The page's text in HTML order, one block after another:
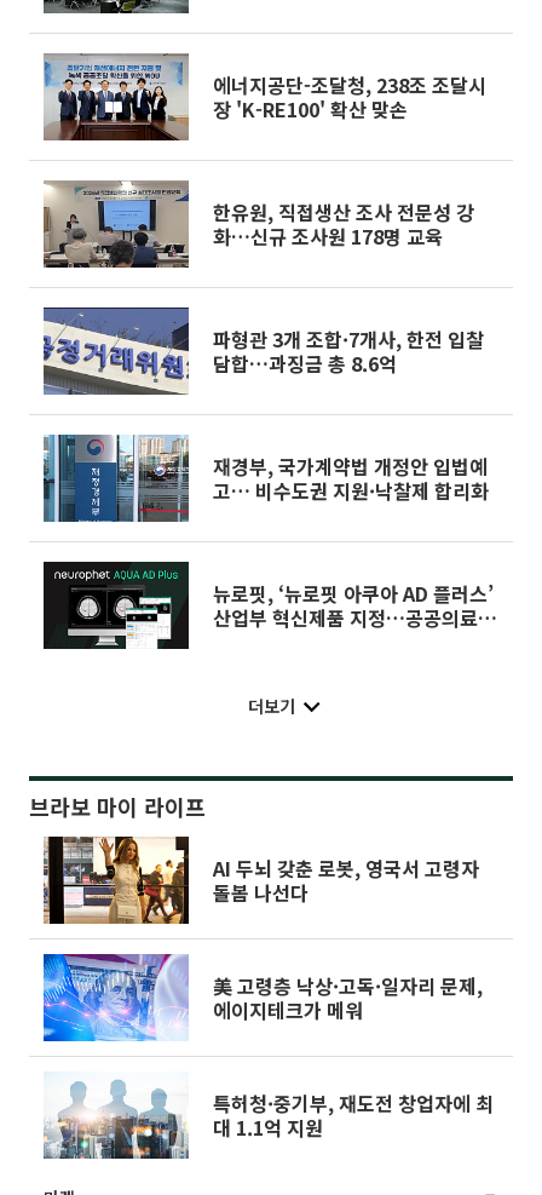
에너지공단-조달청, 238조 조달시
장 'K-RE100' 확산 맞손
한유원, 직접생산 조사 전문성 강
화…신규 조사원 178명 교육
파형관 3개 조합·7개사, 한전 입찰
담합…과징금 총 8.6억
재경부, 국가계약법 개정안 입법예
고… 비수도권 지원·낙찰제 합리화
뉴로핏, ‘뉴로핏 아쿠아 AD 플러스’
산업부 혁신제품 지정…공공의료 사
더보기
브라보 마이 라이프
AI 두뇌 갖춘 로봇, 영국서 고령자
돌봄 나선다
美 고령층 낙상·고독·일자리 문제,
에이지테크가 메워
특허청·중기부, 재도전 창업자에 최
대 1.1억 지원